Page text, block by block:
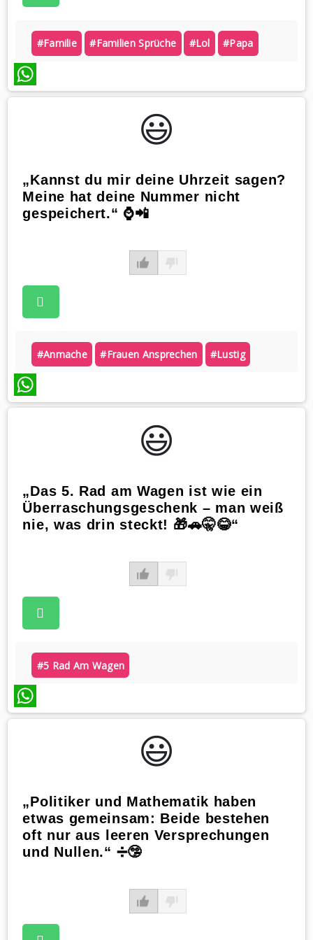
#familie #familien Sprüche #lol #papa
WhatsApp
😃️
„Kannst du mir deine Uhrzeit sagen?
Meine hat deine Nummer nicht
gespeichert.“ ⌚️📲
#anmache #frauen Ansprechen #lustig
WhatsApp
😃️
„Das 5. Rad am Wagen ist wie ein
Überraschungsgeschenk – man weiß
nie, was drin steckt! 🎁🚗🤫😂“
#5 Rad Am Wagen
WhatsApp
😃️
„Politiker und Mathematik haben
etwas gemeinsam: Beide bestehen
oft nur aus leeren Versprechungen
und Nullen.“ ➗🤥